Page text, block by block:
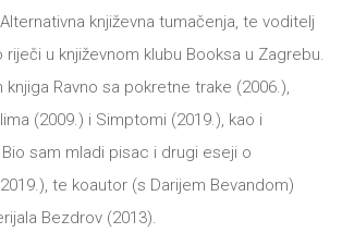
književna tumačenja, te voditelj
u književnom klubu Booksa u Zagrebu.
Ravno sa pokretne trake (2006.),
(2009.) i Simptomi (2019.), kao i
sam mladi pisac i drugi eseji o
te koautor (s Darijem Bevandom)
Bezdrov (2013).